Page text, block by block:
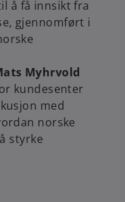
å få innsikt fra
gjennomført i
Myhrvold
kundesenter
med
norske
styrke